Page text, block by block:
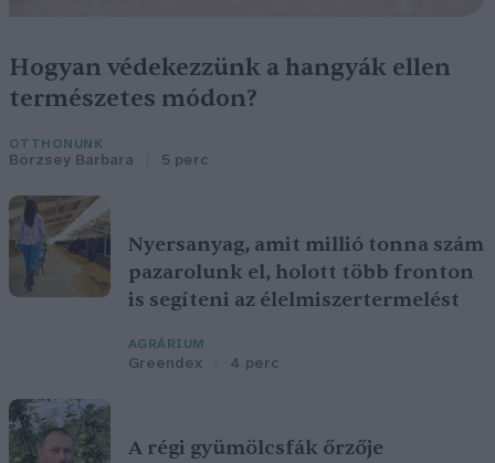
Hogyan védekezzünk a hangyák ellen
természetes módon?
OTTHONUNK
Börzsey Barbara 5 perc
Nyersanyag, amit millió tonna szám
pazarolunk el, holott több fronton
is segíteni az élelmiszertermelést
AGRÁRIUM
Greendex 4 perc
A régi gyümölcsfák őrzője